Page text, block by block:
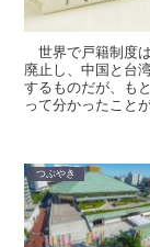
世界で戸籍制度
廃止し、中国と台
するものだが、も
って分かったこと
つぶやき